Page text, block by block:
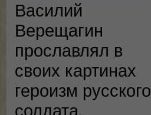
Василий
Верещагин
прославлял в
своих картинах
героизм русского
солдата.